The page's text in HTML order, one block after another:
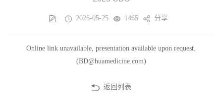
2026-05-25 1465 分享
Online link unavailable, presentation available upon request.
(BD@huamedicine.com)
返回列表